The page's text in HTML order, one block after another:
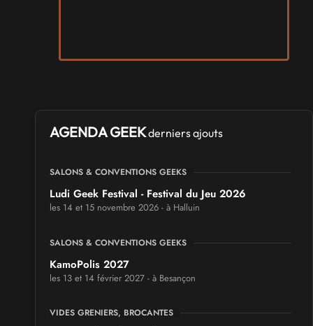
AGENDA GEEKderniers ajouts
SALONS & CONVENTIONS GEEKS
Ludi Geek Festival - Festival du Jeu 2026
les 14 et 15 novembre 2026 - à Halluin
SALONS & CONVENTIONS GEEKS
KamoPolis 2027
les 13 et 14 février 2027 - à Besançon
VIDES GRENIERS, BROCANTES